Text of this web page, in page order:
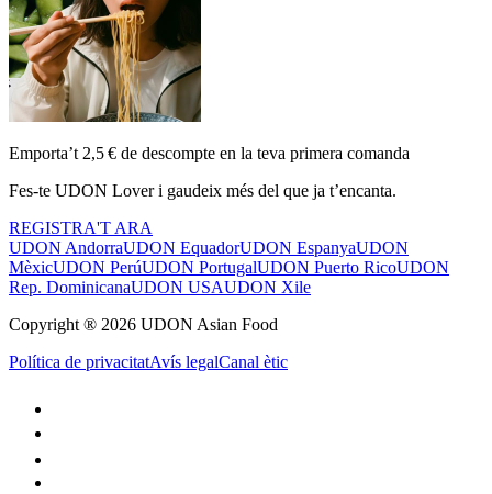
Emporta’t 2,5 € de descompte en la teva primera comanda
Fes-te UDON Lover i gaudeix més del que ja t’encanta.
REGISTRA'T ARA
UDON AndorraUDON EquadorUDON EspanyaUDON
MèxicUDON PerúUDON PortugalUDON Puerto RicoUDON
Rep. DominicanaUDON USAUDON Xile
Copyright ® 2026 UDON Asian Food
Política de privacitatAvís legalCanal ètic